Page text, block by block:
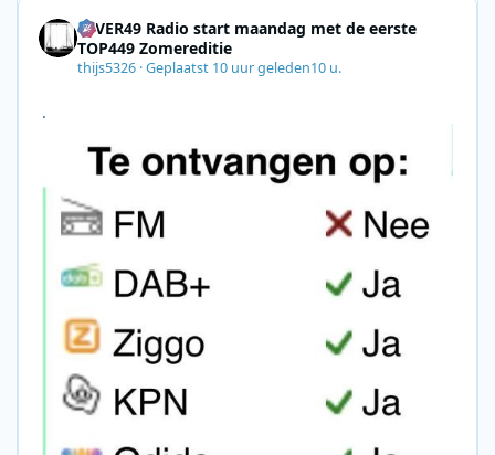
4EVER49 Radio start maandag met de eerste
TOP449 Zomereditie
thijs5326 ·Geplaatst 10 uur geleden10 u.
.